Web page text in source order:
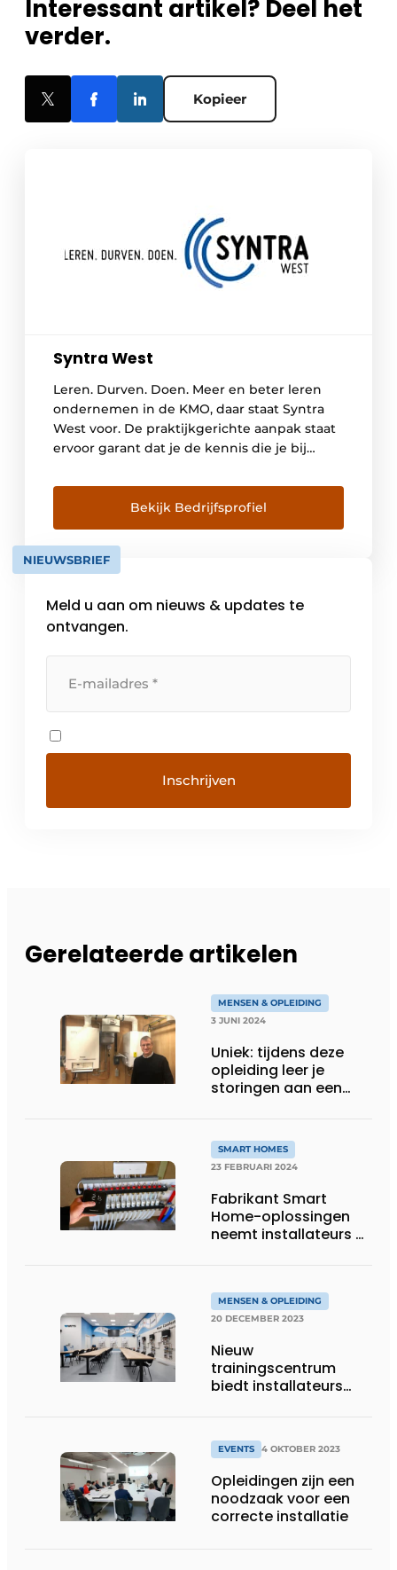
Interessant artikel? Deel het
verder.
Kopieer
Syntra West
Leren. Durven. Doen. Meer en beter leren
ondernemen in de KMO, daar staat Syntra
West voor. De praktijkgerichte aanpak staat
ervoor garant dat je de kennis die je bij
professioneel kunt toepassen. Syntra West
leidt vooral medewerkers, kaderleden en
bedrijfsleiders voor kleine & middelgrote
ondernemingen op, maar ook organisaties
uit […]
Bekijk Bedrijfsprofiel
NIEUWSBRIEF
Meld u aan om nieuws & updates te
ontvangen.
Gerelateerde artikelen
MENSEN & OPLEIDING
3 JUNI 2024
Uniek: tijdens deze
opleiding leer je
storingen aan een
SMART HOMES
23 FEBRUARI 2024
Fabrikant Smart
Home-oplossingen
neemt installateurs bij
MENSEN & OPLEIDING
20 DECEMBER 2023
Nieuw
trainingscentrum
biedt installateurs
EVENTS 4 OKTOBER 2023
Opleidingen zijn een
noodzaak voor een
correcte installatie